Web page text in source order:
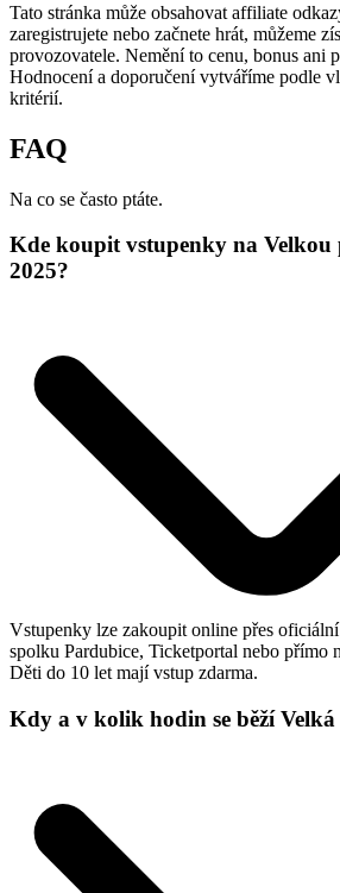
Tato stránka může obsahovat affiliate
zaregistrujete nebo začnete hrát, můžeme
provozovatele. Nemění to cenu, bonus ani
Hodnocení a doporučení vytváříme podle
kritérií.
FAQ
Na co se často ptáte.
Kde koupit vstupenky na
2025?
Vstupenky lze zakoupit online přes
spolku Pardubice, Ticketportal nebo přímo
Děti do 10 let mají vstup zdarma.
Kdy a v kolik hodin se běží